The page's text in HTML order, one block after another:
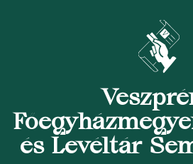
és Levéltár